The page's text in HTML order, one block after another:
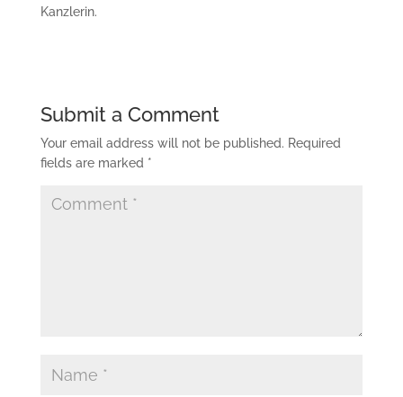
Kanzlerin.
Submit a Comment
Your email address will not be published. Required
fields are marked *